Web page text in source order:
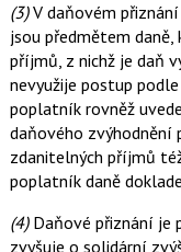
(3)V daňovém
jsou předmětem
příjmů, z nichž je daň
nevyužije postup podle
poplatník rovněž
daňového zvýhodnění
zdanitelných příjmů
poplatník daně
(4)Daňové přiznání je
zvyšuje o solidární